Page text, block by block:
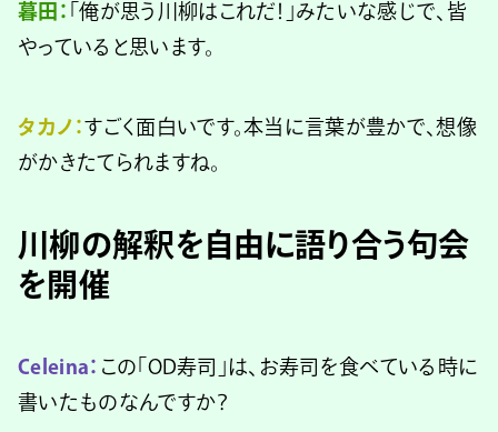
暮田：
「俺が思う川柳はこれだ！」みたいな感じで、皆
やっていると思います。
タカノ：すごく面白いです。本当に言葉が豊かで、想像
がかきたてられますね。
川柳の解釈を自由に語り合う句会
を開催
Celeina： この「OD寿司」は、お寿司を食べている時に
書いたものなんですか？